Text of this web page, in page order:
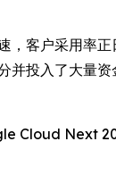
客户采用率
投入了大量
Next